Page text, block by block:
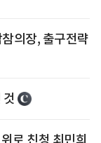
의장, 출구전략